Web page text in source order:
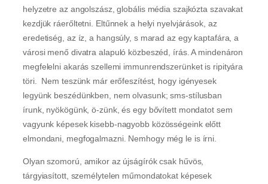
helyzetre az angolszász, globális média szajkózta szavakat
kezdjük ráerőltetni. Eltűnnek a helyi nyelvjárások, az
eredetiség, az íz, a hangsúly, s marad az egy kaptafára, a
városi menő divatra alapuló közbeszéd, írás. A mindenáron
megfelelni akarás szellemi immunrendszerünket is ripityára
töri. Nem teszünk már erőfeszítést, hogy igényesek
legyünk beszédünkben, nem olvasunk; sms-stílusban
írunk, nyökögünk, ö-zünk, és egy bővített mondatot sem
vagyunk képesek kisebb-nagyobb közösségeink előtt
elmondani, megfogalmazni. Nemhogy még le is írni.
Olyan szomorú, amikor az újságírók csak hűvös,
tárgyiasított, személytelen műmondatokat képesek